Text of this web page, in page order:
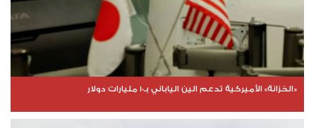
«الخزانة» الأميركية تدعم الين الياباني بـ10 مليارات دولار